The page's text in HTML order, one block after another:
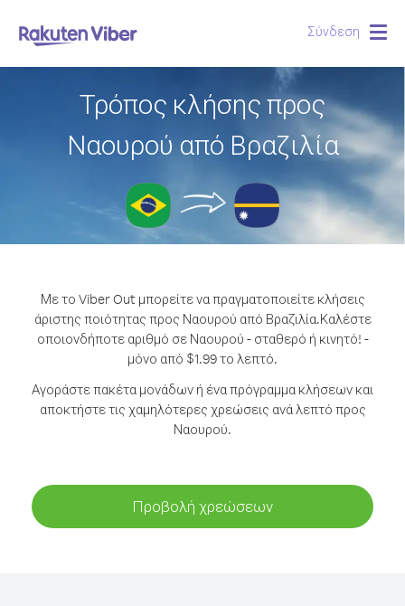
Σύνδεση
Τρόπος κλήσης προς
Ναουρού από Βραζιλία
Με το Viber Out μπορείτε να πραγματοποιείτε κλήσεις
άριστης ποιότητας προς Ναουρού από Βραζιλία.Καλέστε
οποιονδήποτε αριθμό σε Ναουρού - σταθερό ή κινητό! -
μόνο από $1.99 το λεπτό.
Αγοράστε πακέτα μονάδων ή ένα πρόγραμμα κλήσεων και
αποκτήστε τις χαμηλότερες χρεώσεις ανά λεπτό προς
Ναουρού.
Προβολή χρεώσεων